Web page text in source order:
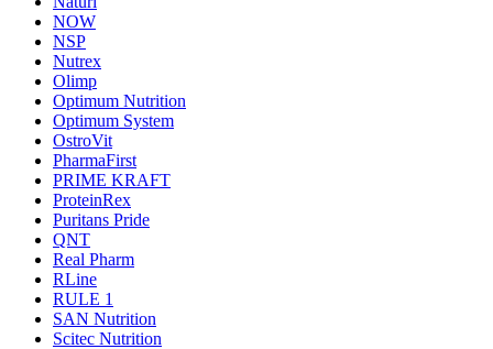
NOW
NSP
Nutrex
Olimp
Optimum Nutrition
Optimum System
OstroVit
PharmaFirst
PRIME KRAFT
ProteinRex
Puritans Pride
QNT
Real Pharm
RLine
RULE 1
SAN Nutrition
Scitec Nutrition